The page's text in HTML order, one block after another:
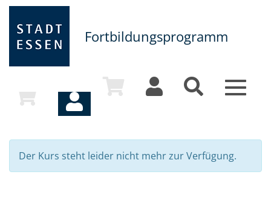
Fortbildungsprogramm
Toggle
Der Kurs steht leider nicht mehr zur Verfügung.